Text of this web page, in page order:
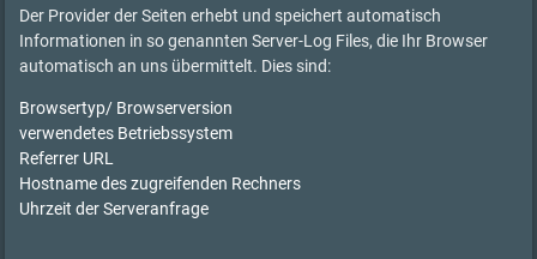
Der Provider der Seiten erhebt und speichert automatisch
Informationen in so genannten Server-Log Files, die Ihr Browser
automatisch an uns übermittelt. Dies sind:
Browsertyp/ Browserversion
verwendetes Betriebssystem
Referrer URL
Hostname des zugreifenden Rechners
Uhrzeit der Serveranfrage